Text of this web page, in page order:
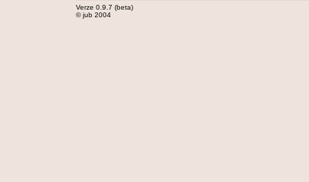
Verze 0.9.7 (beta)
© jub 2004